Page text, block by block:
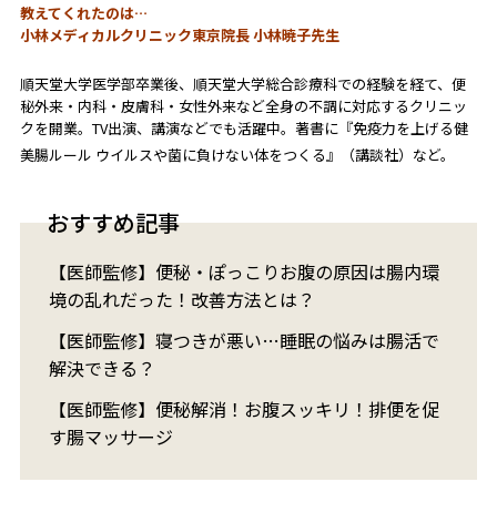
教えてくれたのは…
小林メディカルクリニック東京院長小林暁子先生
順天堂大学医学部卒業後、順天堂大学総合診療科での経験を経て、便
秘外来・内科・皮膚科・女性外来など全身の不調に対応するクリニッ
クを開業。TV出演、講演などでも活躍中。著書に『免疫力を上げる健
美腸ルール ウイルスや菌に負けない体をつくる』（講談社）など。
おすすめ記事
【医師監修】便秘・ぽっこりお腹の原因は腸内環
境の乱れだった！改善方法とは？
【医師監修】寝つきが悪い…睡眠の悩みは腸活で
解決できる？
【医師監修】便秘解消！お腹スッキリ！排便を促
す腸マッサージ